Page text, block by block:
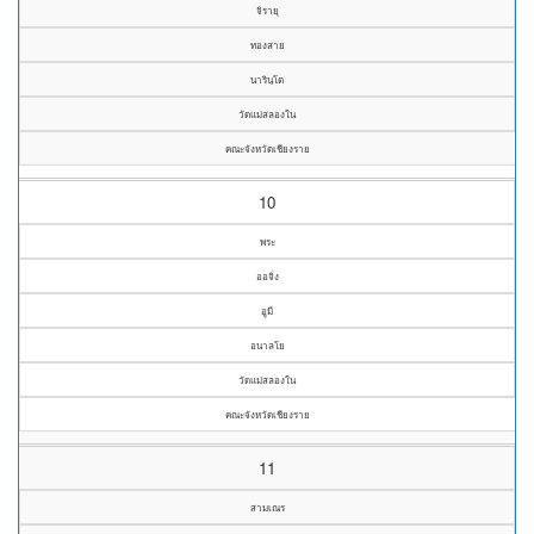
จิรายุ
ทองสาย
นารินฺโต
วัดแม่สลองใน
คณะจังหวัดเชียงราย
10
พระ
ออจิ่ง
อูมี
อนาลโย
วัดแม่สลองใน
คณะจังหวัดเชียงราย
11
สามเณร